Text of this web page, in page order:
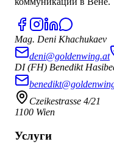
Mag. Deni Khachukaev
deni@goldenwing.at
DI (FH) Benedikt
Czeikestrasse 4/21
1100 Wien
Услуги